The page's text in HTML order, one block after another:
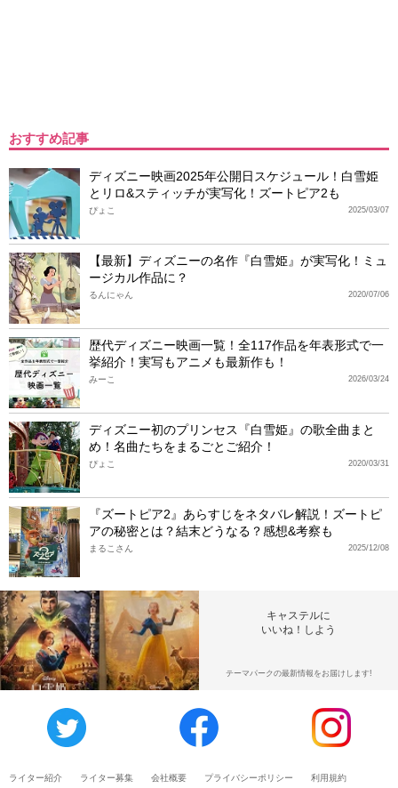
おすすめ記事
ディズニー映画2025年公開日スケジュール！白雪姫
とリロ&スティッチが実写化！ズートピア2も
2025/03/07
ぴょこ
【最新】ディズニーの名作『白雪姫』が実写化！ミュ
ージカル作品に？
2020/07/06
るんにゃん
歴代ディズニー映画一覧！全117作品を年表形式で一
挙紹介！実写もアニメも最新作も！
2026/03/24
みーこ
ディズニー初のプリンセス『白雪姫』の歌全曲まと
め！名曲たちをまるごとご紹介！
2020/03/31
ぴょこ
『ズートピア2』あらすじをネタバレ解説！ズートピ
アの秘密とは？結末どうなる？感想&考察も
2025/12/08
まるこさん
キャステルに
いいね！しよう
テーマパークの最新情報をお届けします!
ライター紹介 ライター募集 会社概要 プライバシーポリシー 利用規約